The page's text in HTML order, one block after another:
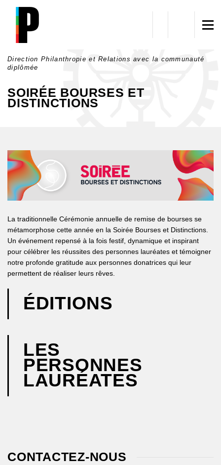
Aller au contenu principal
Direction Philanthropie et Relations avec la communauté
diplômée
SOIRÉE BOURSES ET
DISTINCTIONS
La traditionnelle Cérémonie annuelle de remise de bourses se
métamorphose cette année en la Soirée Bourses et Distinctions.
Un événement repensé à la fois festif, dynamique et inspirant
pour célébrer les réussites des personnes lauréates et témoigner
notre profonde gratitude aux personnes donatrices qui leur
permettent de réaliser leurs rêves.
ÉDITIONS
LES
PERSONNES
LAURÉATES
CONTACTEZ-NOUS